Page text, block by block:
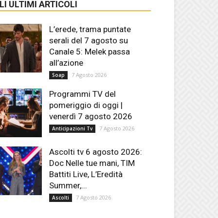
ULTIMI ARTICOLI
L’erede, trama puntate
serali del 7 agosto su
Canale 5: Melek passa
all’azione
Soap 7 Agosto 2026
Programmi TV del
pomeriggio di oggi |
venerdì 7 agosto 2026
Anticipazioni Tv 7 Agosto 2026
Ascolti tv 6 agosto 2026:
Doc Nelle tue mani, TIM
Battiti Live, L’Eredità
Summer,...
Ascolti 7 Agosto 2026